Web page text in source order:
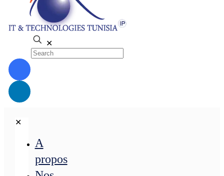
✕
✕
A
propos